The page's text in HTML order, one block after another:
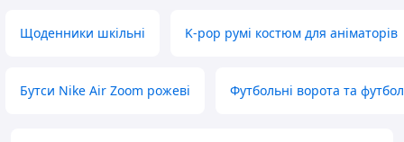
Щоденники шкільні K-pop румі костюм для аніматорів
Бутси Nike Air Zoom рожеві Футбольні ворота та